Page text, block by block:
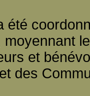
été
moyennant
et
des